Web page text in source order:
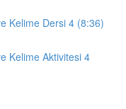
Kelime Dersi 4 (8:36)
Kelime Aktivitesi 4